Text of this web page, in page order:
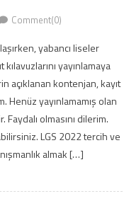
Comment(0)
yabancı liseler
yayınlamaya
açıklanan kontenjan, kayıt
Henüz yayınlamamış olan
Faydalı olmasını dilerim.
LGS 2022 tercih ve
almak […]